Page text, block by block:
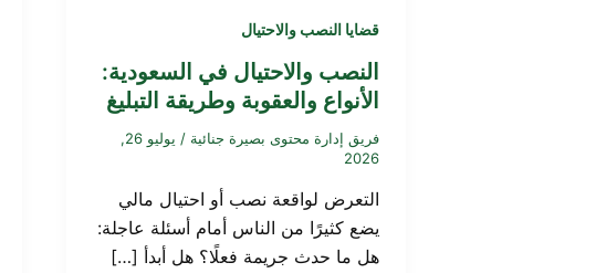
قضايا النصب والاحتيال
النصب والاحتيال في السعودية:
الأنواع والعقوبة وطريقة التبليغ
فريق إدارة محتوى بصيرة جنائية /
يوليو 26,
2026
التعرض لواقعة نصب أو احتيال مالي
يضع كثيرًا من الناس أمام أسئلة عاجلة:
هل ما حدث جريمة فعلًا؟ هل أبدأ […]